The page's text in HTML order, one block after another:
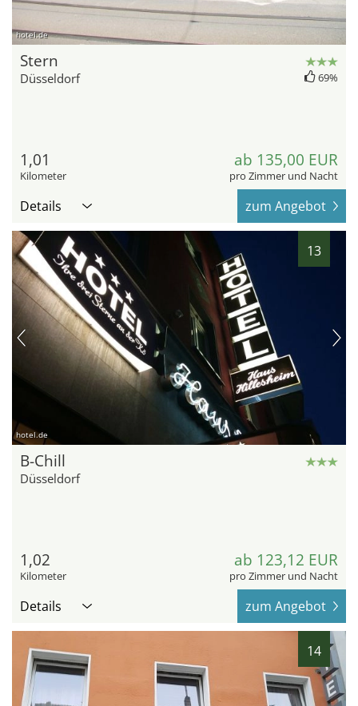
hotel.de
Stern
Düsseldorf 69%
1,01
Kilometer
ab 135,00 EUR
pro Zimmer und Nacht
Details zum Angebot
13
hotel.de
B-Chill
Düsseldorf
1,02
Kilometer
ab 123,12 EUR
pro Zimmer und Nacht
Details zum Angebot
14